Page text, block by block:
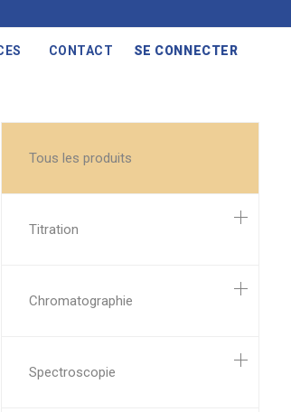
CONTACT SE CONNECTER
Tous les produits
Titration
Chromatographie
Spectroscopie